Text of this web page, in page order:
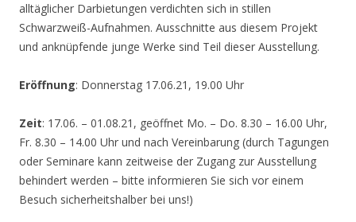
alltäglicher Darbietungen verdichten sich in stillen
Schwarzweiß-Aufnahmen. Ausschnitte aus diesem Projekt
und anknüpfende junge Werke sind Teil dieser Ausstellung.
Eröffnung: Donnerstag 17.06.21, 19.00 Uhr
Zeit: 17.06. – 01.08.21, geöffnet Mo. – Do. 8.30 – 16.00 Uhr,
Fr. 8.30 – 14.00 Uhr und nach Vereinbarung (durch Tagungen
oder Seminare kann zeitweise der Zugang zur Ausstellung
behindert werden – bitte informieren Sie sich vor einem
Besuch sicherheitshalber bei uns!)